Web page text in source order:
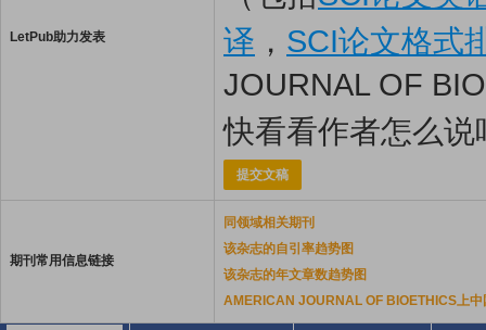
LetPub助力发表
译 ， SCI论文格式
JOURNAL OF
快看看作者怎么说
提交文稿
期刊常用信息链接
同领域相关期刊
该杂志的自引率趋势图
该杂志的年文章数趋势图
AMERICAN JOURNAL OF BIOETHICS上